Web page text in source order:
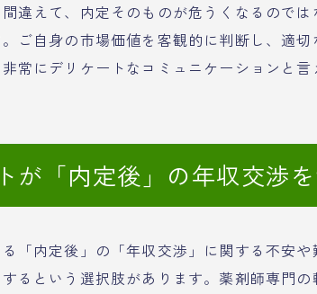
違えて、内定そのものが危うくなるので
ご自身の市場価値を客観的に判断し、適
常にデリケートなコミュニケーションと言
が「内定後」の年収交渉
「内定後」の「年収交渉」に関する不安
るという選択肢があります。薬剤師専門の